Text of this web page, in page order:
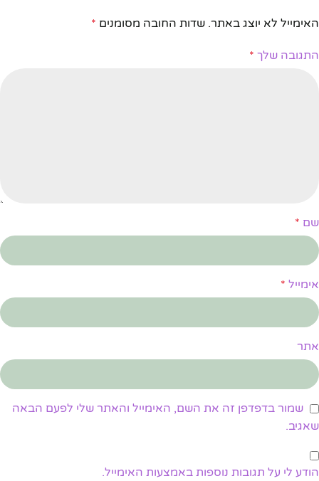
האימייל לא יוצג באתר. שדות החובה מסומנים *
התגובה שלך *
שם *
אימייל *
אתר
שמור בדפדפן זה את השם, האימייל והאתר שלי לפעם הבאה
שאגיב.
הודע לי על תגובות נוספות באמצעות האימייל.